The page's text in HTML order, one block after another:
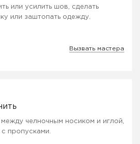
или усилить шов, сделать
или заштопать одежду.
Вызвать мастера
между челночным носиком и иглой,
пропусками.